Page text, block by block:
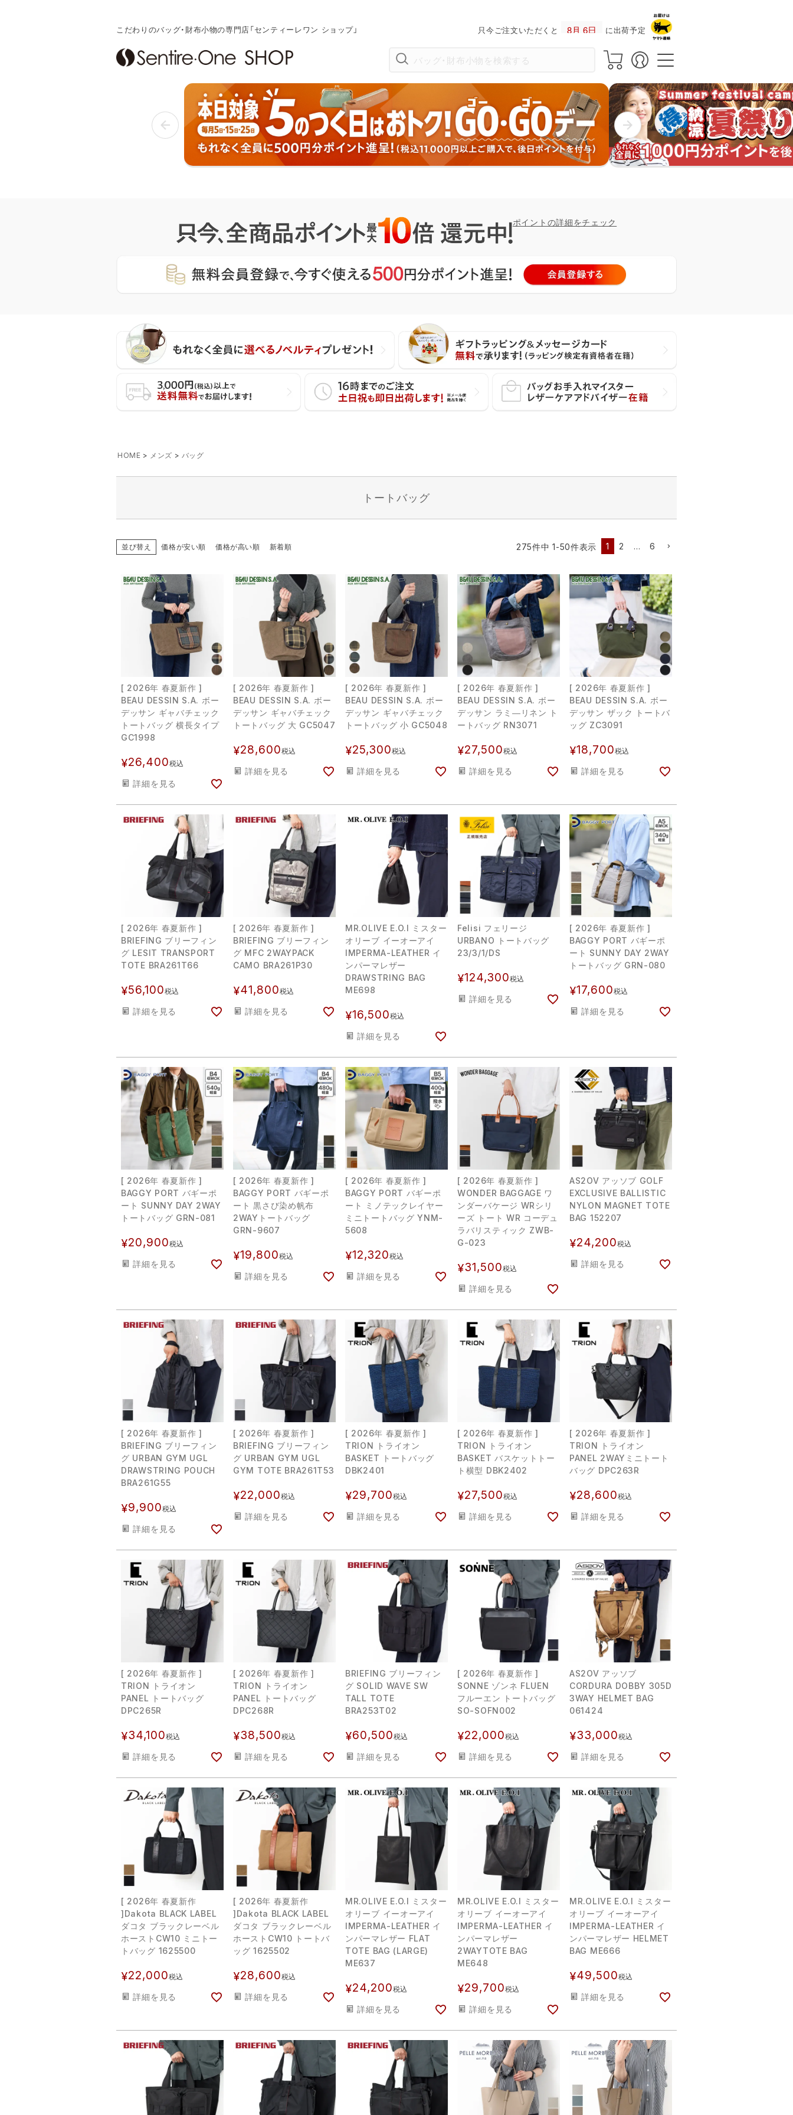
こだわりのバッグ・財布小物の専門店「センティーレワン ショップ」 只今ご注文いただくと に出荷予定！
ポイントの詳細をチェック
HOME メンズ バッグ
トートバッグ
並び替え 価格が安い順 価格が高い順 新着順 275件中 1-50件表示 1 2 … 6
[ 2026年 春夏新作 ]
BEAU DESSIN S.A. ボー
デッサン ギャバチェック
トートバッグ 横長タイプ
GC1998
¥26,400税込
詳細を見る
[ 2026年 春夏新作 ]
BEAU DESSIN S.A. ボー
デッサン ギャバチェック
トートバッグ 大 GC5047
¥28,600税込
詳細を見る
[ 2026年 春夏新作 ]
BEAU DESSIN S.A. ボー
デッサン ギャバチェック
トートバッグ 小 GC5048
¥25,300税込
詳細を見る
[ 2026年 春夏新作 ]
BEAU DESSIN S.A. ボー
デッサン ラミ―リネン ト
ートバッグ RN3071
¥27,500税込
詳細を見る
[ 2026年 春夏新作 ]
BEAU DESSIN S.A. ボー
デッサン ザック トートバ
ッグ ZC3091
¥18,700税込
詳細を見る
[ 2026年 春夏新作 ]
BRIEFING ブリーフィン
グ LESIT TRANSPORT
TOTE BRA261T66
¥56,100税込
詳細を見る
[ 2026年 春夏新作 ]
BRIEFING ブリーフィン
グ MFC 2WAYPACK
CAMO BRA261P30
¥41,800税込
詳細を見る
MR.OLIVE E.O.I ミスター
オリーブ イーオーアイ
IMPERMA-LEATHER イ
ンパーマレザー
DRAWSTRING BAG
ME698
¥16,500税込
詳細を見る
Felisi フェリージ
URBANO トートバッグ
23/3/1/DS
¥124,300税込
詳細を見る
[ 2026年 春夏新作 ]
BAGGY PORT バギーポ
ート SUNNY DAY 2WAY
トートバッグ GRN-080
¥17,600税込
詳細を見る
[ 2026年 春夏新作 ]
BAGGY PORT バギーポ
ート SUNNY DAY 2WAY
トートバッグ GRN-081
¥20,900税込
詳細を見る
[ 2026年 春夏新作 ]
BAGGY PORT バギーポ
ート 黒さび染め帆布
2WAYトートバッグ
GRN-9607
¥19,800税込
詳細を見る
[ 2026年 春夏新作 ]
BAGGY PORT バギーポ
ート ミノテックレイヤー
ミニトートバッグ YNM-
5608
¥12,320税込
詳細を見る
[ 2026年 春夏新作 ]
WONDER BAGGAGE ワ
ンダーバケージ WRシリ
ーズ トート WR コーデュ
ラバリスティック ZWB-
G-023
¥31,500税込
詳細を見る
AS2OV アッソブ GOLF
EXCLUSIVE BALLISTIC
NYLON MAGNET TOTE
BAG 152207
¥24,200税込
詳細を見る
[ 2026年 春夏新作 ]
BRIEFING ブリーフィン
グ URBAN GYM UGL
DRAWSTRING POUCH
BRA261G55
¥9,900税込
詳細を見る
[ 2026年 春夏新作 ]
BRIEFING ブリーフィン
グ URBAN GYM UGL
GYM TOTE BRA261T53
¥22,000税込
詳細を見る
[ 2026年 春夏新作 ]
TRION トライオン
BASKET トートバッグ
DBK2401
¥29,700税込
詳細を見る
[ 2026年 春夏新作 ]
TRION トライオン
BASKET バスケットトー
ト横型 DBK2402
¥27,500税込
詳細を見る
[ 2026年 春夏新作 ]
TRION トライオン
PANEL 2WAYミニトート
バッグ DPC263R
¥28,600税込
詳細を見る
[ 2026年 春夏新作 ]
TRION トライオン
PANEL トートバッグ
DPC265R
¥34,100税込
詳細を見る
[ 2026年 春夏新作 ]
TRION トライオン
PANEL トートバッグ
DPC268R
¥38,500税込
詳細を見る
BRIEFING ブリーフィン
グ SOLID WAVE SW
TALL TOTE
BRA253T02
¥60,500税込
詳細を見る
[ 2026年 春夏新作 ]
SONNE ゾンネ FLUEN
フルーエン トートバッグ
SO-SOFN002
¥22,000税込
詳細を見る
AS2OV アッソブ
CORDURA DOBBY 305D
3WAY HELMET BAG
061424
¥33,000税込
詳細を見る
[ 2026年 春夏新作
]Dakota BLACK LABEL
ダコタ ブラックレーベル
ホーストCW10 ミニトー
トバッグ 1625500
¥22,000税込
詳細を見る
[ 2026年 春夏新作
]Dakota BLACK LABEL
ダコタ ブラックレーベル
ホーストCW10 トートバ
ッグ 1625502
¥28,600税込
詳細を見る
MR.OLIVE E.O.I ミスター
オリーブ イーオーアイ
IMPERMA-LEATHER イ
ンパーマレザー FLAT
TOTE BAG (LARGE)
ME637
¥24,200税込
詳細を見る
MR.OLIVE E.O.I ミスター
オリーブ イーオーアイ
IMPERMA-LEATHER イ
ンパーマレザー
2WAYTOTE BAG
ME648
¥29,700税込
詳細を見る
MR.OLIVE E.O.I ミスター
オリーブ イーオーアイ
IMPERMA-LEATHER イ
ンパーマレザー HELMET
BAG ME666
¥49,500税込
詳細を見る